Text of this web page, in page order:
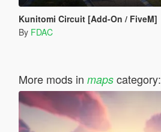
Kunitomi Circuit [Add-On / FiveM]
By FDAC
More mods in mapscategory: